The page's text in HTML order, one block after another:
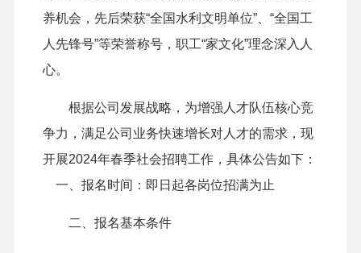
养机会，先后荣获“全国水利文明单位”、“全国工
人先锋号”等荣誉称号，职工“家文化”理念深入人
心。
根据公司发展战略，为增强人才队伍核心竞
争力，满足公司业务快速增长对人才的需求，现
开展2024年春季社会招聘工作，具体公告如下：
一、报名时间：即日起各岗位招满为止
二、报名基本条件